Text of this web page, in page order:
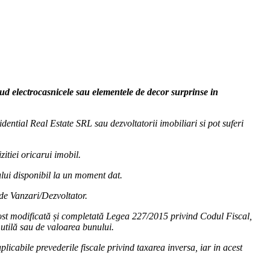
electrocasnicele sau elementele de decor surprinse in
Real Estate SRL sau dezvoltatorii imobiliari si pot suferi
oricarui imobil.
disponibil la un moment dat.
Vanzari/Dezvoltator.
modificată și completată Legea 227/2015 privind Codul Fiscal,
sau de valoarea bunului.
prevederile fiscale privind taxarea inversa, iar in acest